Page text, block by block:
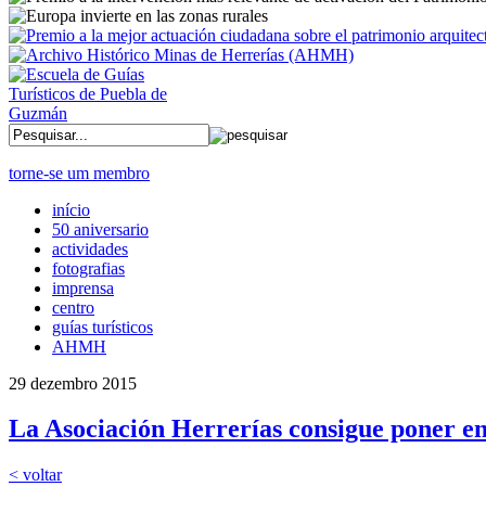
torne-se um membro
início
50 aniversario
actividades
fotografias
imprensa
centro
guías turísticos
AHMH
29 dezembro 2015
La Asociación Herrerías consigue poner
< voltar